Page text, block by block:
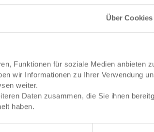
Über Cookies
Funktionen für soziale Medien anbieten
wir Informationen zu Ihrer Verwendung
weiter.
Daten zusammen, die Sie ihnen
haben.
Daten